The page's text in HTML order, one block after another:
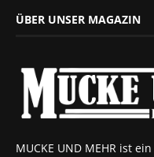
ÜBER UNSER MAGAZIN
MUCKE UND MEHR ist